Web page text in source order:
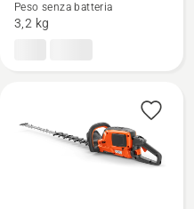
215iHD45
con
Peso senza batteria
3,2 kg